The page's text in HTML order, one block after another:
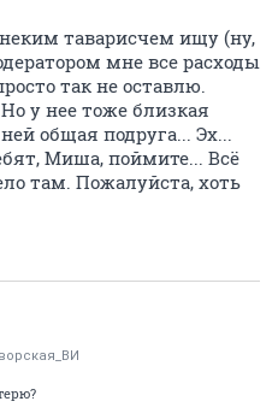
таварисчем ищу (ну,
мне все расходы
так не оставлю.
у нее тоже близкая
общая подруга... Эх...
Миша, поймите... Всё
там. Пожалуйста, хоть